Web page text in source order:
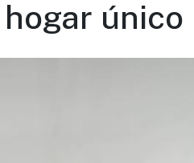
hogar único